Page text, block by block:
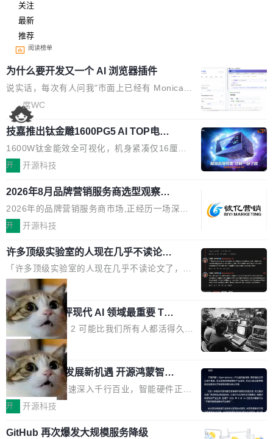
关注
最新
推荐
阅读榜单
为什么要开发又一个 AI 浏览器插件
说实话，每次有人问我"市面上已经有 Monica、
Sider、Copilot for Chrome 这些 AI 浏览器插件
了，你为什么还要再做一个"，我都觉得这个问题
问得好。 因为我自己也是从用户变成开发者的。
现有产品的天花板 我用过不少 AI 浏览器插件。
刚开始觉得都挺好——选中一段文字，弹出解
要。但用久了你会发现，它们本质上都是同一类
东西：一个带网页上下文的聊天框。 它们能读取
页面的文本，然后把文本丢给大模型，再返回一
段回答。仅此而已。 这当然有用，但总觉得差点
意思。比如我在一个后台管理系统里，需要填50
个表单字段，每个字段还有联动逻辑；比如我
想...
席WC
技嘉推出钛金雕1600PG5 AI TOP电
源：为发烧级主机与本地AI算力打造旗
舰供电方案
1600W钛金能效全可视化，机身紧凑仅16厘米
继2026台北电脑展首度亮相后，技嘉科技近日正
电源专为发烧级DIY主机与本地AI算力平台打
造，整机长度仅16厘米，提供1600W额定功率
与80PLUS钛金能效；支持ATX 3.1与PCIe 5.1
规范，结合服务器级元件、完善供电线材与内置
实时LCD监控屏，可充分满足当下高阶PC主机
的严苛使用需求。 澎湃功率，紧凑机身 钛金雕1
600PG5 AI TOP具备强悍输出功率，同时实现
机身尺寸大幅精简。整机长度仅16厘米，属于同
功率段机身尺寸十分紧凑的1600W电源产品。小
巧机身有效提升市面主流标准A...
开 开源科技
2026年8月品牌营销服务商选型观察：
从流量思维到品牌资产思维的范式转移
2026年的品牌营销服务商市场,正经历一场深刻
的价值重构。全球全案品牌代理机构市场从2025
复合增长率达5.44%,预计2032年将突破120亿美
元。数字广告与公共关系相关服务市场更是从20
25年的8463亿美元扩张至2026年的8763亿美
元。数字的背后是一个清晰的事实——品牌对专
业化营销服务的需求从未如此迫切。 但市场扩容
的同时,服务商的竞争逻辑正在改变。2026年Top
Agency年度合辑的观察指出,“产品”这个离消费
者最近的载体,在整个品牌营销层面的权重显著变
高了。全域营销服务商的竞争正在从规模转向深
度,案例厚度、全域覆盖、多线协同...
开 开源科技
许多顶级实验室的人现在几乎不读论文
了
「许多顶级实验室的人现在几乎不读论文了，而
且他们认为 ICLR/ICML/NeurIPS 充斥着大量过
度宣传和欺诈。」 OpenAI 研究员 Keller Jorda
n 这条推文引发了广泛讨论。他不是在说风凉
话，他是说出了一个圈内人尽皆知但很少公开捅
破的事实。 Jordan 随后补充了一句软化声明：
「我不认为这些会议上大部分论文都在过度宣传
或造假。问题是，作为读者，如果你筛选出那些
看起来最令人兴奋的论文，那它们大部分都是过
度宣传的。」 这才是真正的痛点。不是所有论文
都有问题，是最吸引眼球的那批论文最有问题。
他引用的帖子来自 Mathew Shen，一位 ICLR 2
局
xAI 前工程师评现代 AI 领域最重要 Top
3 开源项目
Flash Attention 2 可能比我们所有人都活得久。
这句话不是来自某个技术博客，而是出自 Hieu
Pham 的一条推文。Hieu Pham 是谁？他是 xAI
的早期工程师之一，在 Grok 训练基础设施团队
工作过。近日他在 X 上发了一条帖子，列出了他
认为现代 AI 领域最重要的三个开源项目。 第一
理由很具体。FA 系列不需要解释，但 FA2 是他
局
共商智能硬件发展新机遇 开源鸿蒙智能
硬件开发者日杭州站即将举行
随着万物智联加速深入千行百业，智能硬件正从
单点设备迈向智能化、网联化、协同化发展。作
鸿蒙通过统一技术底座和分布式能力，为不同类
开 开源科技
GitHub 再次爆发大规模服务降级